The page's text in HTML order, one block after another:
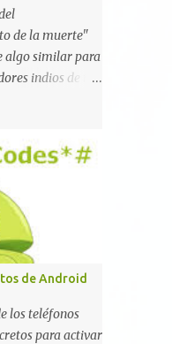
de la muerte"
algo similar para
indios de tan
por completo al
de 2000
2 KB de
sido probada
la mayoría de
WhatsApp
Sin embargo
iOS y Windows
podría
una pesada
de Android
los teléfonos
para activar